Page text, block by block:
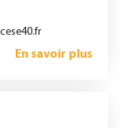
En savoir plus